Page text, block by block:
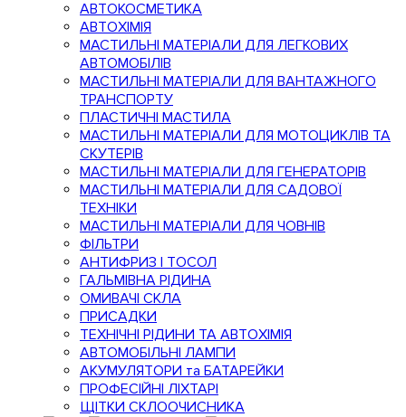
АВТОКОСМЕТИКА
АВТОХІМІЯ
МАСТИЛЬНІ МАТЕРІАЛИ ДЛЯ ЛЕГКОВИХ
АВТОМОБІЛІВ
МАСТИЛЬНІ МАТЕРІАЛИ ДЛЯ ВАНТАЖНОГО
ТРАНСПОРТУ
ПЛАСТИЧНІ МАСТИЛА
МАСТИЛЬНІ МАТЕРІАЛИ ДЛЯ МОТОЦИКЛІВ ТА
СКУТЕРІВ
МАСТИЛЬНІ МАТЕРІАЛИ ДЛЯ ГЕНЕРАТОРІВ
МАСТИЛЬНІ МАТЕРІАЛИ ДЛЯ САДОВОЇ
ТЕХНІКИ
МАСТИЛЬНІ МАТЕРІАЛИ ДЛЯ ЧОВНІВ
ФІЛЬТРИ
АНТИФРИЗ І ТОСОЛ
ГАЛЬМІВНА РІДИНА
ОМИВАЧІ СКЛА
ПРИСАДКИ
ТЕХНІЧНІ РІДИНИ ТА АВТОХІМІЯ
АВТОМОБІЛЬНІ ЛАМПИ
АКУМУЛЯТОРИ та БАТАРЕЙКИ
ПРОФЕСІЙНІ ЛІХТАРІ
ЩІТКИ СКЛООЧИСНИКА